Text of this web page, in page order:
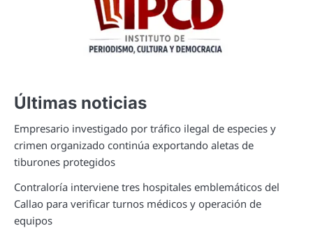
Últimas noticias
Empresario investigado por tráfico ilegal de especies y
crimen organizado continúa exportando aletas de
tiburones protegidos
Contraloría interviene tres hospitales emblemáticos del
Callao para verificar turnos médicos y operación de
equipos